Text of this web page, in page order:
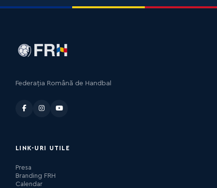
Federația Română de Handbal
LINK-URI UTILE
Presa
Branding FRH
Calendar